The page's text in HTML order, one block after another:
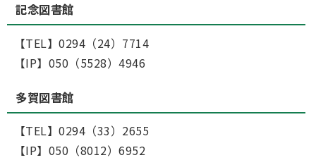
記念図書館
【TEL】0294（24）7714
【IP】050（5528）4946
多賀図書館
【TEL】0294（33）2655
【IP】050（8012）6952